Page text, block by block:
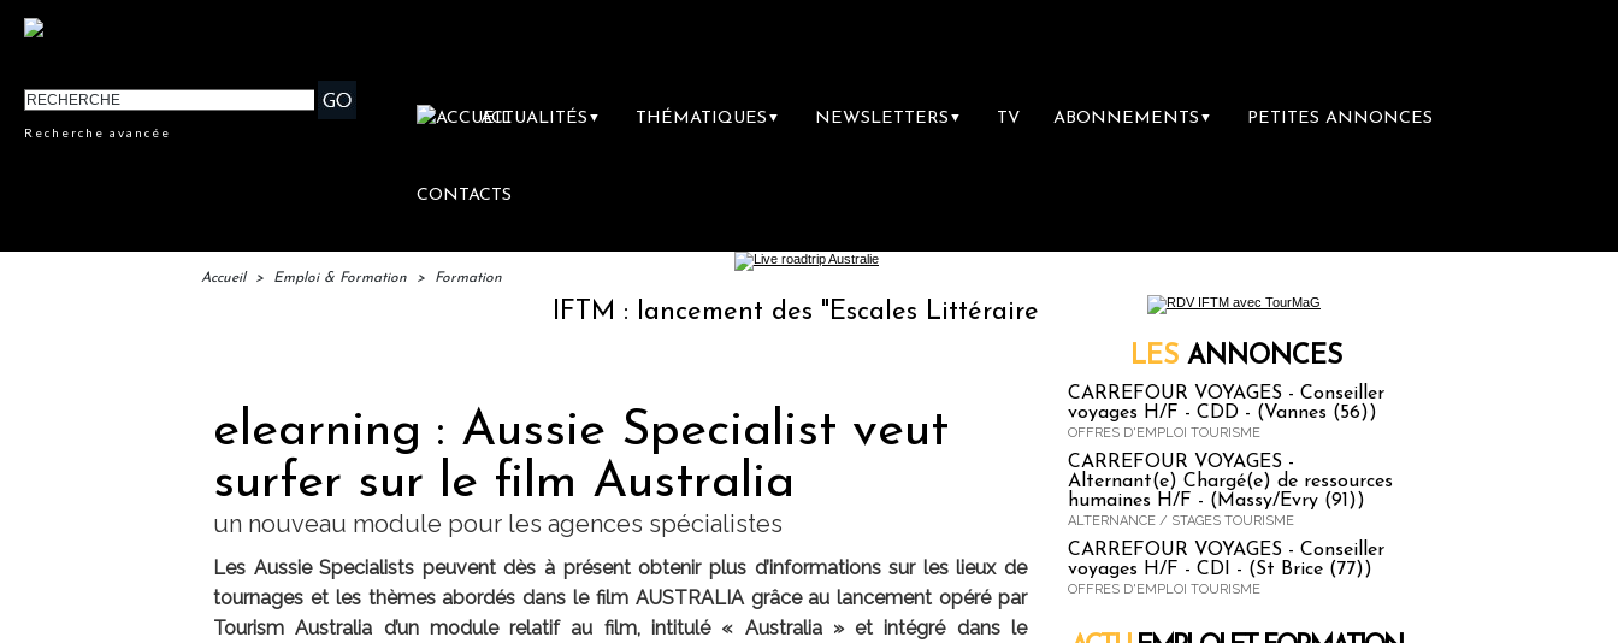
Recherche avancée
ACTUALITÉS ▼ THÉMATIQUES ▼ NEWSLETTERS ▼ TV ABONNEMENTS ▼ PETITES ANNONCES
CONTACTS
Accueil > Emploi & Formation > Formation
IFTM : lancement des "Escales Littéraires", la première librairie du voyage
elearning : Aussie Specialist veut
surfer sur le film Australia
un nouveau module pour les agences spécialistes
Les Aussie Specialists peuvent dès à présent obtenir plus d’informations sur les lieux de
tournages et les thèmes abordés dans le film AUSTRALIA grâce au lancement opéré par
Tourism Australia d’un module relatif au film, intitulé « Australia » et intégré dans le
LES ANNONCES
CARREFOUR VOYAGES - Conseiller
voyages H/F - CDD - (Vannes (56))
OFFRES D'EMPLOI TOURISME
CARREFOUR VOYAGES -
Alternant(e) Chargé(e) de ressources
humaines H/F - (Massy/Evry (91))
ALTERNANCE / STAGES TOURISME
CARREFOUR VOYAGES - Conseiller
voyages H/F - CDI - (St Brice (77))
OFFRES D'EMPLOI TOURISME